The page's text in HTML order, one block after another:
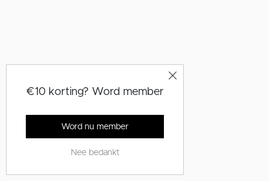
€10 korting? Word member
Word nu member
Nee bedankt